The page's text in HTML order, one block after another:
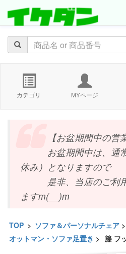
カテゴリ MYページ
【お盆期間中の営業
お盆期間中は、通常
休み）となりますので
是非、当店のご利用
ますm(__)m
TOP > ソファ＆パーソナルチェア >
オットマン・ソファ足置き > 籐 フ